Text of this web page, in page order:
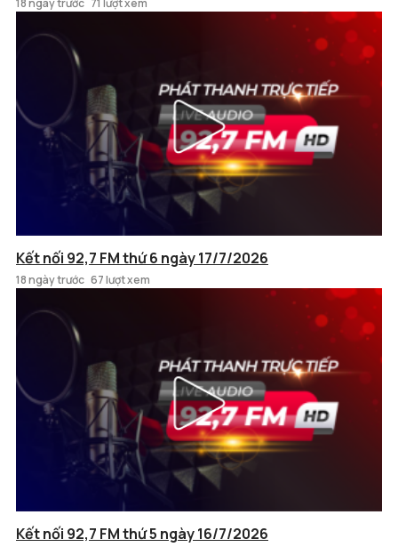
18 ngày trước 71 lượt xem
Kết nối 92,7 FM thứ 6 ngày 17/7/2026
18 ngày trước 67 lượt xem
Kết nối 92,7 FM thứ 5 ngày 16/7/2026